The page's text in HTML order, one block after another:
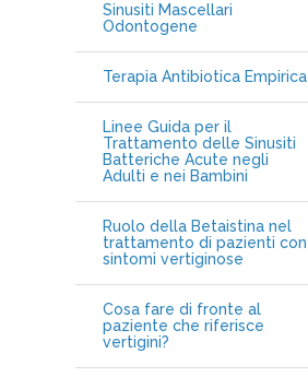
Sinusiti Mascellari
Odontogene
Terapia Antibiotica Empirica
Linee Guida per il
Trattamento delle Sinusiti
Batteriche Acute negli
Adulti e nei Bambini
Ruolo della Betaistina nel
trattamento di pazienti con
sintomi vertiginose
Cosa fare di fronte al
paziente che riferisce
vertigini?